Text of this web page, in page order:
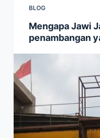
BLOG
Mengapa Jawi
penambangan